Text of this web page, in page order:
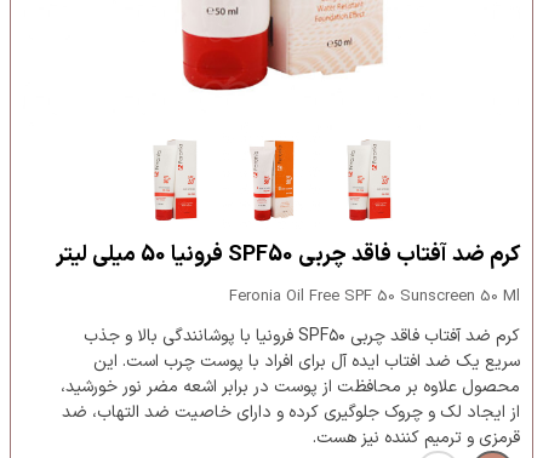
کرم ضد آفتاب فاقد چربی SPF50 فرونیا 50 میلی لیتر
Feronia Oil Free SPF 50 Sunscreen 50 Ml
کرم ضد آفتاب فاقد چربی SPF۵۰ فرونیا با پوشانندگی بالا و جذب
سریع یک ضد افتاب ایده آل برای افراد با پوست چرب است. این
محصول علاوه بر محافظت از پوست در برابر اشعه مضر نور خورشید،
از ایجاد لک و چروک جلوگیری کرده و دارای خاصیت ضد التهاب، ضد
قرمزی و ترمیم کننده نیز هست.